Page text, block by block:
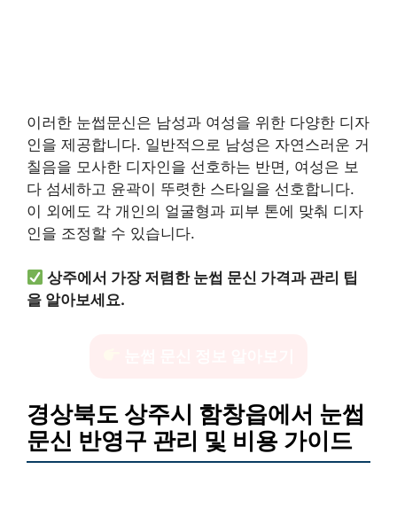
이러한 눈썹문신은 남성과 여성을 위한 다양한 디자
인을 제공합니다. 일반적으로 남성은 자연스러운 거
칠음을 모사한 디자인을 선호하는 반면, 여성은 보
다 섬세하고 윤곽이 뚜렷한 스타일을 선호합니다.
이 외에도 각 개인의 얼굴형과 피부 톤에 맞춰 디자
인을 조정할 수 있습니다.
상주에서 가장 저렴한 눈썹 문신 가격과 관리 팁
을 알아보세요.
경상북도 상주시 함창읍에서 눈썹
문신 반영구 관리 및 비용 가이드